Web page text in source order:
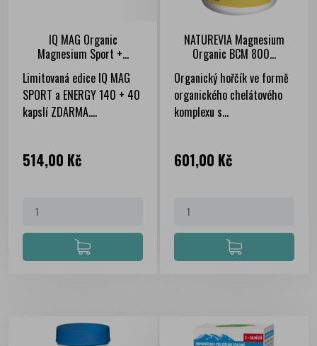
IQ MAG Organic
Magnesium Sport +...
Limitovaná edice IQ MAG
SPORT a ENERGY 140 + 40
kapslí ZDARMA....
Cena
514,00 Kč
NATUREVIA Magnesium
Organic BCM 800...
Organický hořčík ve formě
organického chelátového
komplexu s...
Cena
601,00 Kč